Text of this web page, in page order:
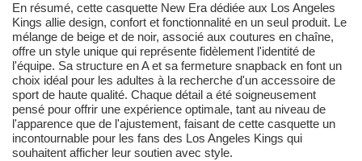
En résumé, cette casquette New Era dédiée aux Los Angeles
Kings allie design, confort et fonctionnalité en un seul produit. Le
mélange de beige et de noir, associé aux coutures en chaîne,
offre un style unique qui représente fidèlement l'identité de
l'équipe. Sa structure en A et sa fermeture snapback en font un
choix idéal pour les adultes à la recherche d'un accessoire de
sport de haute qualité. Chaque détail a été soigneusement
pensé pour offrir une expérience optimale, tant au niveau de
l'apparence que de l'ajustement, faisant de cette casquette un
incontournable pour les fans des Los Angeles Kings qui
souhaitent afficher leur soutien avec style.